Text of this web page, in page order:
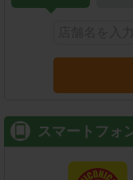
スマートフォ